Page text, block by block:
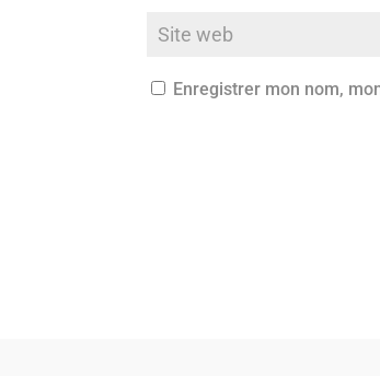
Enregistrer mon nom,